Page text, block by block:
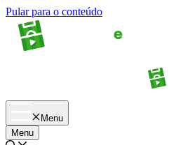
Pular para o conteúdo
Menu
Menu